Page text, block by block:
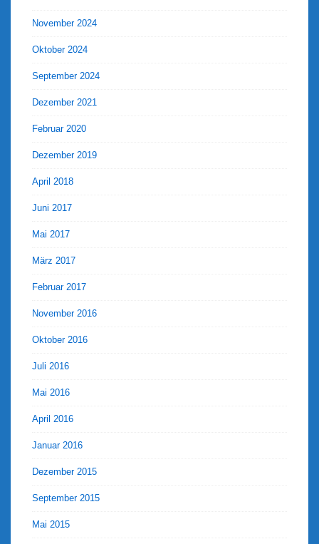
November 2024
Oktober 2024
September 2024
Dezember 2021
Februar 2020
Dezember 2019
April 2018
Juni 2017
Mai 2017
März 2017
Februar 2017
November 2016
Oktober 2016
Juli 2016
Mai 2016
April 2016
Januar 2016
Dezember 2015
September 2015
Mai 2015